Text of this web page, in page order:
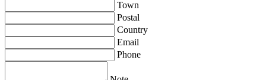
Town
Postal
Country
Email
Phone